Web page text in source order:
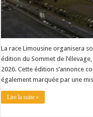
La race Limousine organisera
édition du Sommet de
2026. Cette édition s’annonce
également marquée par une
Lire la suite »